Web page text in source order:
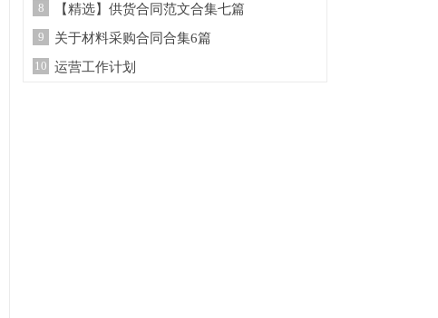
8 【精选】供货合同范文合集七篇
9 关于材料采购合同合集6篇
10 运营工作计划